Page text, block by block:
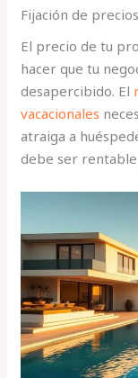
Fijación de
El precio de tu
hacer que tu
desapercibido. El
vacacionales
atraiga a
debe ser